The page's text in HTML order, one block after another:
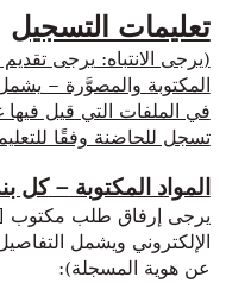
تعليمات التسجيل
(يرجى الانتباه:يرجى
المكتوبة والمصوَّرة –
في الملفات التي قيل فيها
تسجل للحاضنة وفقًا
المواد المكتوبة–كل
الإلكتروني ويشمل
عن هوية المسجلة):